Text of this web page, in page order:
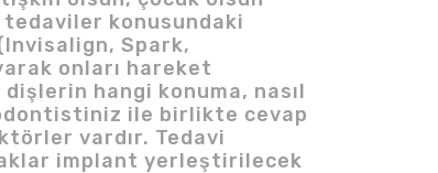
konusundaki
Spark,
onları hareket
hangi konuma, nasıl
ile birlikte cevap
vardır. Tedavi
implant yerleştirilecek